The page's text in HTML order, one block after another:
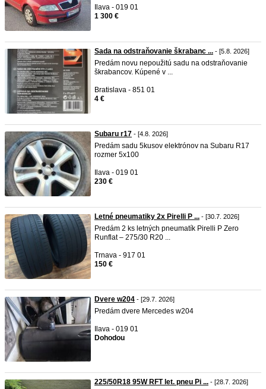
Ilava - 019 01
1 300 €
Sada na odstraňovanie škrabanc ... - [5.8. 2026]
Predám novu nepoužitú sadu na odstraňovanie
škrabancov. Kúpené v ...
Bratislava - 851 01
4 €
Subaru r17 - [4.8. 2026]
Predám sadu 5kusov elektrónov na Subaru R17
rozmer 5x100
Ilava - 019 01
230 €
Letné pneumatiky 2x Pirelli P ... - [30.7. 2026]
Predám 2 ks letných pneumatík Pirelli P Zero
Runflat – 275/30 R20 ...
Trnava - 917 01
150 €
Dvere w204 - [29.7. 2026]
Predám dvere Mercedes w204
Ilava - 019 01
Dohodou
225/50R18 95W RFT let. pneu Pi ... - [28.7. 2026]